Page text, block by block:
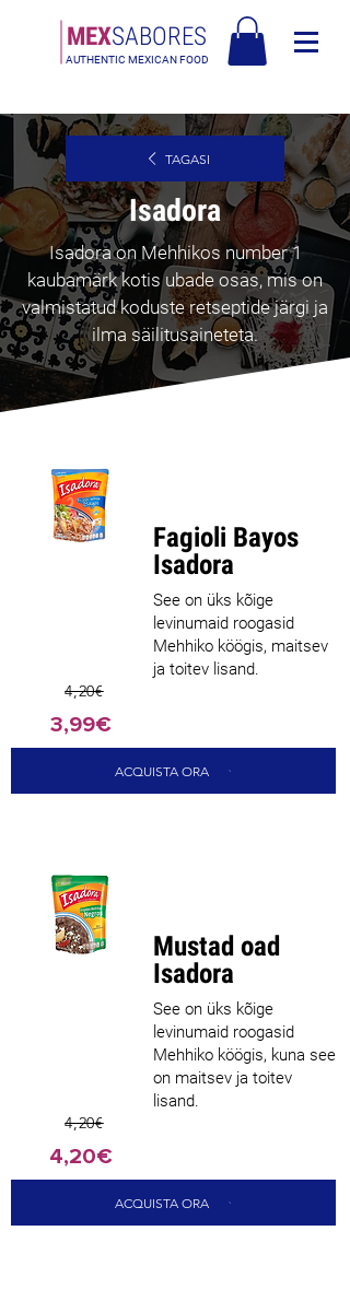
MEXSABORES
AUTHENTIC MEXICAN FOOD
TAGASI
Isadora
Isadora on Mehhikos number 1
kaubamärk kotis ubade osas, mis on
valmistatud koduste retseptide järgi ja
ilma säilitusaineteta.
Fagioli Bayos
Isadora
See on üks kõige
levinumaid roogasid
Mehhiko köögis, maitsev
ja toitev lisand.
4,20€
3,99€
ACQUISTA ORA
Mustad oad
Isadora
See on üks kõige
levinumaid roogasid
Mehhiko köögis, kuna see
on maitsev ja toitev
lisand.
4,20€
4,20€
ACQUISTA ORA